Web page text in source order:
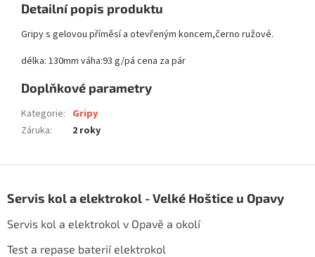
Detailní popis produktu
Gripy s gelovou příměsí a otevřeným koncem,černo ružové.
délka: 130mm váha:93 g/pá cena za pár
Doplňkové parametry
Kategorie: Gripy
Záruka: 2 roky
pServis kol a elektrokol - Velké Hoštice u Opavy
Servis kol a elektrokol v Opavě a okolí
Test a repase baterií elektrokol